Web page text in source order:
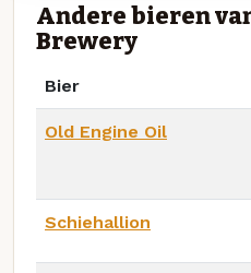
Andere bieren
Brewery
Bier
Old Engine Oil
Schiehallion